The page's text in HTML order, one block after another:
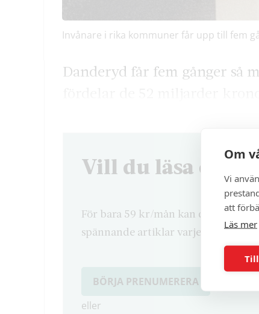
Om
Vi
att
Läs mer
Invånare i rika kommuner får upp till fem
Danderyd får fem gånger så
Vill du läsa
För bara 59 kr/mån kan du läsa
spännande artiklar varje månad.
BÖRJA PRENUMERERA
eller